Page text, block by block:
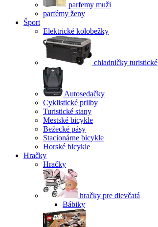
parfemy muži
parfémy ženy
Šport
Elektrické kolobežky
chladničky turistické
Autosedačky
Cyklistické prilby
Turistické stany
Mestské bicykle
Bežecké pásy
Stacionárne bicykle
Horské bicykle
Hračky
Hračky
hračky pre dievčatá
Bábiky